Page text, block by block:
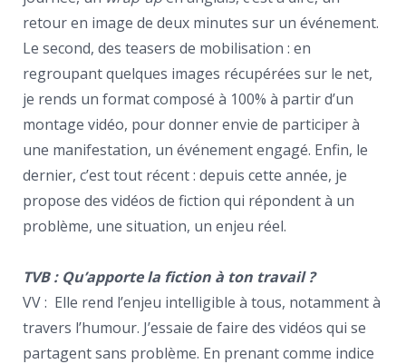
retour en image de deux minutes sur un événement.
Le second, des teasers de mobilisation : en
regroupant quelques images récupérées sur le net,
je rends un format composé à 100% à partir d’un
montage vidéo, pour donner envie de participer à
une manifestation, un événement engagé. Enfin, le
dernier, c’est tout récent : depuis cette année, je
propose des vidéos de fiction qui répondent à un
problème, une situation, un enjeu réel.
TVB : Qu’apporte la fiction à ton travail ?
VV : Elle rend l’enjeu intelligible à tous, notamment à
travers l’humour. J’essaie de faire des vidéos qui se
partagent sans problème. En prenant comme indice